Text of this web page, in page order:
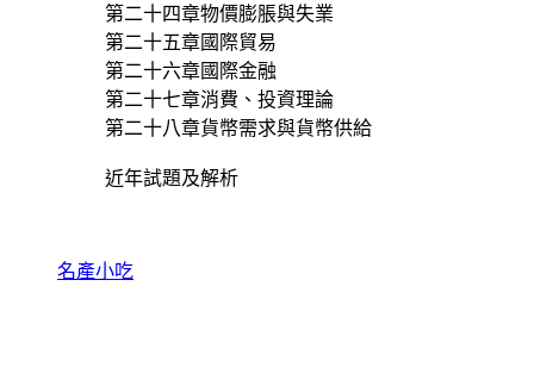
第二十四章物價膨脹與失業
第二十五章國際貿易
第二十六章國際金融
第二十七章消費、投資理論
第二十八章貨幣需求與貨幣供給
近年試題及解析
名產小吃